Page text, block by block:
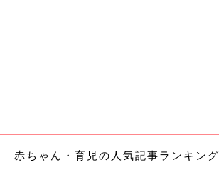
赤ちゃん・育児の人気記事ランキング